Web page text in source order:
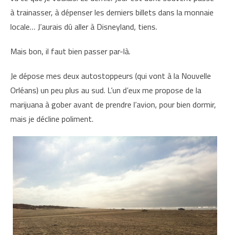
à trainasser, à dépenser les derniers billets dans la monnaie
locale… J’aurais dû aller à Disneyland, tiens.
Mais bon, il faut bien passer par-là.
Je dépose mes deux autostoppeurs (qui vont à la Nouvelle
Orléans) un peu plus au sud. L’un d’eux me propose de la
marijuana à gober avant de prendre l’avion, pour bien dormir,
mais je décline poliment.